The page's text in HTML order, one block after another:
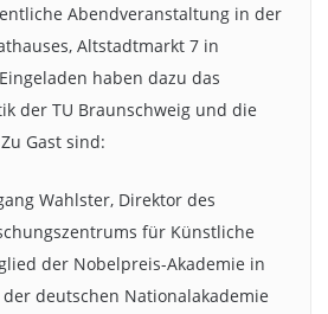
Abend­veranstaltung in der
Altstadtmarkt 7 in
haben dazu das
der TU Braunschweig und die
Gast sind:
Wahlster, Direktor des
für Künstliche
der Nobelpreis-Akademie in
deutschen Nationalakademie